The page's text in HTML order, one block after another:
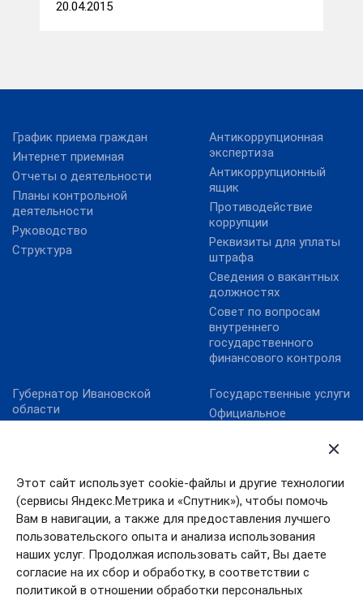
Этот сайт использует cookie-файлы и другие технологии
(сервисы Яндекс.Метрика и «Спутник»), чтобы помочь
Вам в навигации, а также для предоставления лучшего
пользовательского опыта и анализа использования
наших услуг. Продолжая использовать сайт, Вы даете
согласие на их сбор и обработку, в соответствии с
политикой в отношении обработки персональных
20.04.2015
График приема граждан
Интернет приемная
Отчеты о деятельности
Планы контрольной
деятельности
Руководство
Структура
Антикоррупционная
экспертиза
Антикоррупционный
ящик
Противодействие
коррупции
Реквизиты для уплаты
штрафа
Сведения о вакантных
должностях
Совет по вопросам
внутреннего
государственного
финансового контроля
Губернатор Ивановской
области
Правительство
Ивановской области
Правительство РФ
Президент РФ
Государственные услуги
Официальное
портал правовой
информации
Портал Работа в России
Электронный бюджет